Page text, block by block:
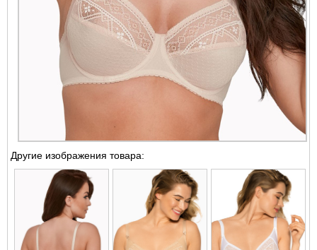
Другие изображения товара: